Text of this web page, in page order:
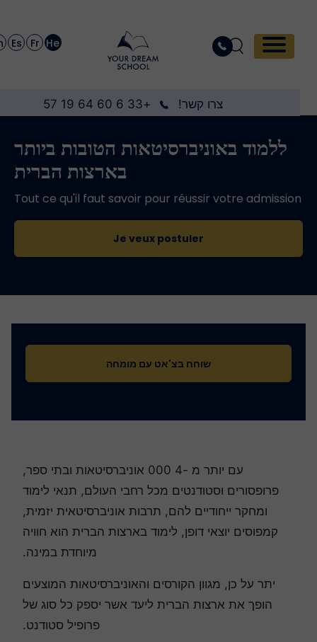
Fr
Es
En
צרו קשר! +33 6 60 64 19 57
ללמוד באוניברסיטאות הטובות ביותר
בארצות הברית
Tout ce qu'il faut savoir pour réussir votre
Je veux postuler
שוחח בצ'אט עם מומחה
עם יותר מ -4 000 אוניברסיטאות ובתי ספר,
פרופסורים וסטודנטים מכל רחבי העולם, תנאי לימוד
ומחקר ייחודיים להם, תרבות אוניברסיטאית יזמית,
קמפוסים יוצאי דופן, לימוד בארצות הברית הוא חוויה
מיוחדת במינה.
יתר על כן, מגוון הקורסים והאוניברסיטאות המוצעים
הופך את ארצות הברית ליעד אשר יספק כל סוג של
פרופיל סטודנט.